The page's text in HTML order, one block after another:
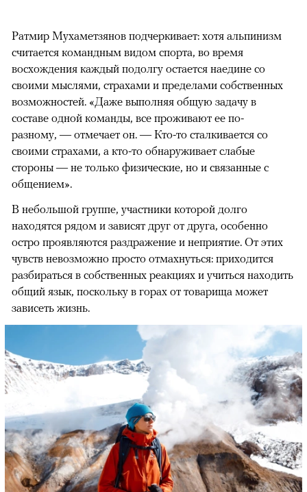
Ратмир Мухаметзянов подчеркивает: хотя альпинизм
считается командным видом спорта, во время
восхождения каждый подолгу остается наедине со
своими мыслями, страхами и пределами собственных
возможностей. «Даже выполняя общую задачу в
составе одной команды, все проживают ее по-
разному, — отмечает он. — Кто-то сталкивается со
своими страхами, а кто-то обнаруживает слабые
стороны — не только физические, но и связанные с
общением».
В небольшой группе, участники которой долго
находятся рядом и зависят друг от друга, особенно
остро проявляются раздражение и неприятие. От этих
чувств невозможно просто отмахнуться: приходится
разбираться в собственных реакциях и учиться находить
общий язык, поскольку в горах от товарища может
зависеть жизнь.